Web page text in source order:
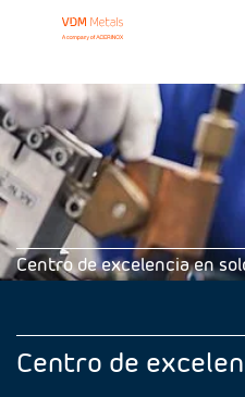
Centro de excelencia en
Centro de